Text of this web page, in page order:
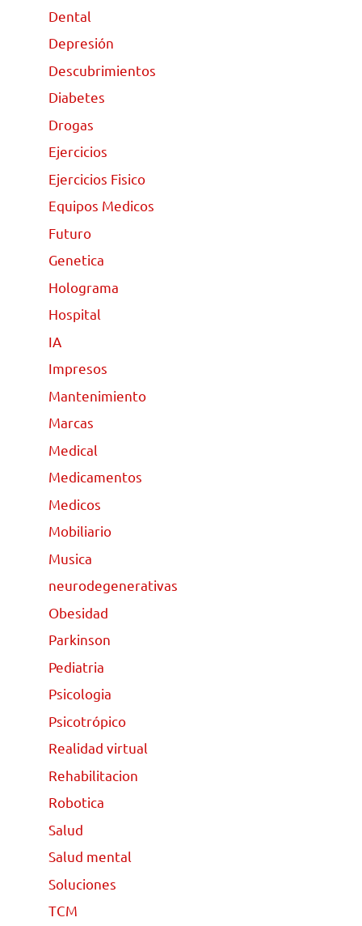
Dental
Depresión
Descubrimientos
Diabetes
Drogas
Ejercicios
Ejercicios Fisico
Equipos Medicos
Futuro
Genetica
Holograma
Hospital
IA
Impresos
Mantenimiento
Marcas
Medical
Medicamentos
Medicos
Mobiliario
Musica
neurodegenerativas
Obesidad
Parkinson
Pediatria
Psicologia
Psicotrópico
Realidad virtual
Rehabilitacion
Robotica
Salud
Salud mental
Soluciones
TCM